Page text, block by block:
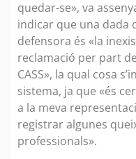
quedar-se», va
indicar que una dada
defensora és «la
reclamació per part
CASS», la qual cosa
sistema, ja que «és
a la meva
registrar algunes
professionals».